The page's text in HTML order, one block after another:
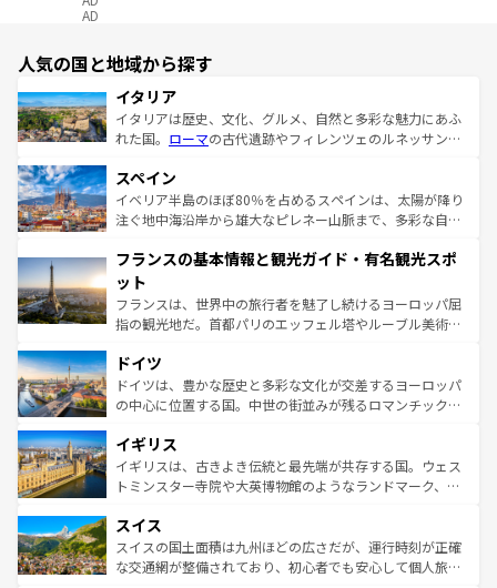
AD
人気の国と地域から探す
イタリア
イタリアは歴史、文化、グルメ、自然と多彩な魅力にあふ
れた国。 ローマの古代遺跡やフィレンツェのルネッサンス
ろん、トスカーナの美しい田園風景やアマルフィ海岸の絶
景など、自然景観も見逃せない。観光の合間には、本場の
ピザやパスタなど、絶品のイタリア料理を堪能することも
ませてくれるイタリアで、忘れられない旅をしてみよう！
なお、新着のイタリア情報は
しい。
スペイン
イベリア半島のほぼ80％を占めるスペインは、太陽が降り
注ぐ地中海沿岸から雄大なピレネー山脈まで、多彩な自然
文化が根付くこの国では、情熱的なフラメンコ、熱気あふ
れる闘牛、そして美味しいタパスが生活の一部となってい
る。首都マドリードの洗練された雰囲気や、バルセロナの
アートに溢れた街角から、地方では古代ローマ遺跡や中世
せる。地方によって風土や気候が異なるスペインはその個
性で訪れる人を魅了する。 なお、新着のスペイン情報は コ
ンテンツ一覧を参照してほしい。
フランスの基本情報と観光ガイド・有名観光スポ
ット
フランスは、世界中の旅行者を魅了し続けるヨーロッパ屈
指の観光地だ。首都パリのエッフェル塔やルーブル美術館
で、幅広い魅力が詰まっている。華麗な宮殿、歴史的な大
聖堂、美しいビーチ、そして豊かな自然が、訪れる者を心
から魅了する。また、フランスは美食の国としても知ら
いる。シャンパンの発祥地であるランス、プロヴァンスの
香り高いラベンダー畑など、多彩な楽しみ方が可能だ。さ
らに、パリ以外の地域にも魅力が溢れており、どの街角に
れる地方に足を運ぶとそれぞれで全く異なる文化を体験で
きるだろう。 なお、新着のフランス情報はコンテンツ一覧
を参照してほしい。
ドイツ
ドイツは、豊かな歴史と多彩な文化が交差するヨーロッパ
の中心に位置する国。中世の街並みが残るロマンチック街
顔を持つこの国は、どこを歩いても飽きることがない。ベ
ルリンの文化的活気、バイエルン州のアルプスの絶景、そ
してライン川沿いのワイン畑といった風景は必見。ビール
は、お酒好きな人にはぜひ体験してほしい。 なお、新着の
ドイツ情報はコンテンツ一覧を参照してほしい。
イギリス
イギリスは、古きよき伝統と最先端が共存する国。ウェス
トミンスター寺院や大英博物館のようなランドマーク、歴
リアごとに異なる魅力がある。また、優雅なアフタヌーン
ティー、ビール好きにはたまらない英国パブ、サッカー観
戦など、本場だからこそできる体験も豊富。イギリスを旅
スイス
スイスの国土面積は九州ほどの広さだが、運行時刻が正確
な交通網が整備されており、初心者でも安心して個人旅行